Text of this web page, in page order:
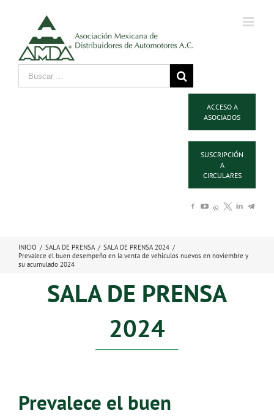
ACCESO A
ASOCIADOS
SUSCRIPCIÓN
A
CIRCULARES
INICIO / SALA DE PRENSA / SALA DE PRENSA 2024 /
Prevalece el buen desempeño en la venta de vehículos nuevos en noviembre y
su acumulado 2024
SALA DE PRENSA
2024
Prevalece el buen